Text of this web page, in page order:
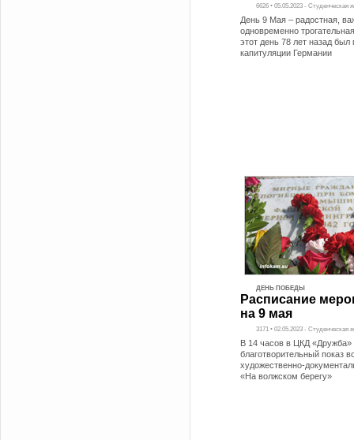
6626 • 05.05.2023 - Студенческая
День 9 Мая – радостная,
одновременно
этот день 78 лет назад был
капитуляции Германии
ДЕНЬ ПОБЕДЫ
Расписание
на 9 мая
3171 • 02.05.2023 - Студенческая
В 14 часов в ЦКД «Дружба»
благотворительный показ
художественно-
«На волжском берегу»